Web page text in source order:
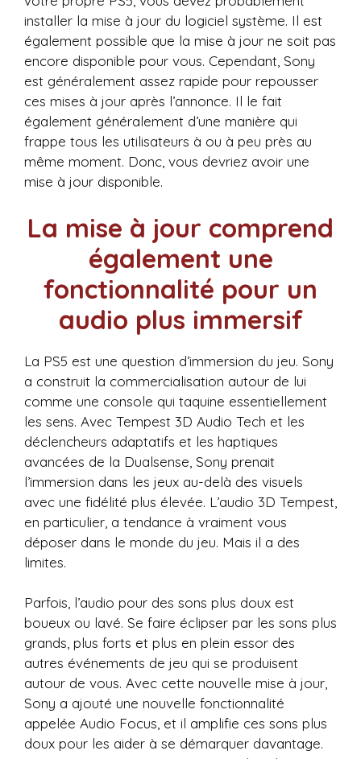
installer la mise à jour du logiciel système. Il est
également possible que la mise à jour ne soit pas
encore disponible pour vous. Cependant, Sony
est généralement assez rapide pour repousser
ces mises à jour après l’annonce. Il le fait
également généralement d’une manière qui
frappe tous les utilisateurs à ou à peu près au
même moment. Donc, vous devriez avoir une
mise à jour disponible.
La mise à jour comprend
également une
fonctionnalité pour un
audio plus immersif
La PS5 est une question d’immersion du jeu. Sony
a construit la commercialisation autour de lui
comme une console qui taquine essentiellement
les sens. Avec Tempest 3D Audio Tech et les
déclencheurs adaptatifs et les haptiques
avancées de la Dualsense, Sony prenait
l’immersion dans les jeux au-delà des visuels
avec une fidélité plus élevée. L’audio 3D Tempest,
en particulier, a tendance à vraiment vous
déposer dans le monde du jeu. Mais il a des
limites.
Parfois, l’audio pour des sons plus doux est
boueux ou lavé. Se faire éclipser par les sons plus
grands, plus forts et plus en plein essor des
autres événements de jeu qui se produisent
autour de vous. Avec cette nouvelle mise à jour,
Sony a ajouté une nouvelle fonctionnalité
appelée Audio Focus, et il amplifie ces sons plus
doux pour les aider à se démarquer davantage.